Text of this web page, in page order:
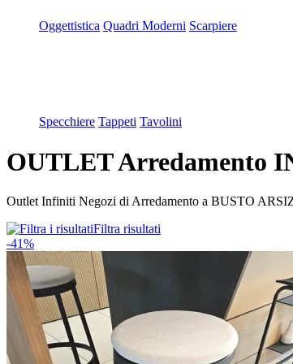
Oggettistica Quadri Moderni Scarpiere
Specchiere Tappeti Tavolini
OUTLET Arredamento
Outlet Infiniti Negozi di Arredamento a BUSTO
Filtra risultati
-41%